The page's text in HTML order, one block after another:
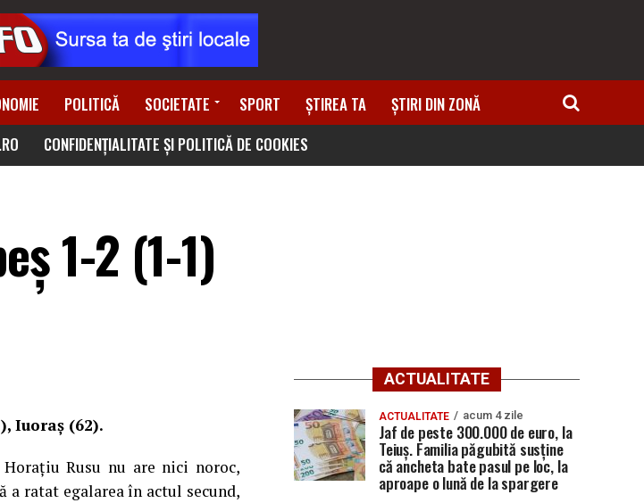
POLITICĂ SOCIETATE SPORT ȘTIREA TA
ȘTIRI DIN ZONĂ
CONFIDENȚIALITATE ȘI POLITICĂ DE COOKIES
1-2 (1-1)
Iuoraş (62).
Rusu nu are nici noroc,
a ratat egalarea în actul secund,
ACTUALITATE
ACTUALITATE acum 4 zile
Jaf de peste 300.000 de euro, la
Teiuș. Familia păgubită susține
că ancheta bate pasul pe loc, la
aproape o lună de la spargere